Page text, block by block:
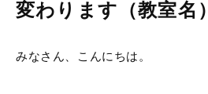
変わります（教室名）
みなさん、こんにちは。